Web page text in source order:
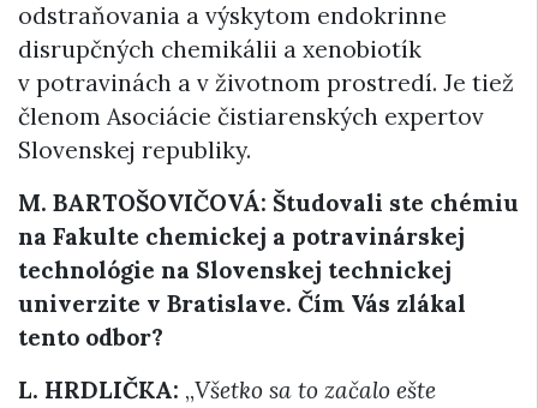
odstraňovania a výskytom endokrinne
disrupčných chemikálii a xenobiotík
v potravinách a v životnom prostredí. Je tiež
členom Asociácie čistiarenských expertov
Slovenskej republiky.
M. BARTOŠOVIČOVÁ: Študovali ste chémiu
na Fakulte chemickej a potravinárskej
technológie na Slovenskej technickej
univerzite v Bratislave. Čím Vás zlákal
tento odbor?
L. HRDLIČKA: „Všetko sa to začalo ešte